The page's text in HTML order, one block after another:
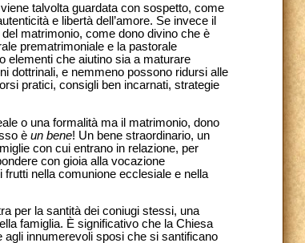
talvolta guardata con sospetto, come
e libertà dell’amore. Se invece il
matrimonio, come dono divino che è
prematrimoniale e la pastorale
elementi che aiutino sia a maturare
dottrinali, e nemmeno possono ridursi alle
pratici, consigli ben incarnati, strategie
o una formalità ma il matrimonio, dono
è un bene! Un bene straordinario, un
con cui entrano in relazione, per
con gioia alla vocazione
nella comunione ecclesiale e nella
per la santità dei coniugi stessi, una
famiglia. È significativo che la Chiesa
innumerevoli sposi che si santificano